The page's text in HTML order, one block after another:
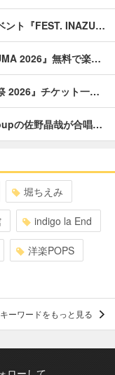
ント『FEST. INAZU…
2026』無料で楽…
2026』チケット一…
の佐野晶哉が合唱…
堀ちえみ
indigo la End
洋楽POPS
キーワードをもっと見る